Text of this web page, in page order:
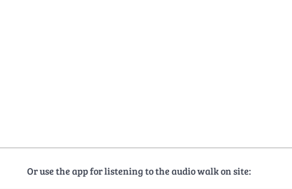
Or use the app for listening to the audio walk on site: